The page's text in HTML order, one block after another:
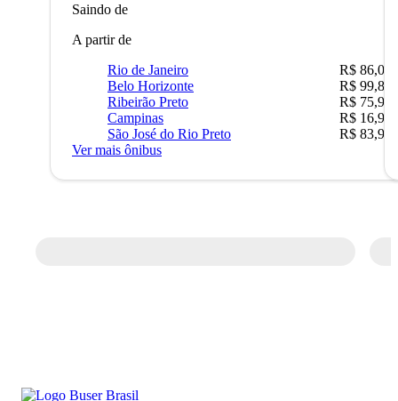
Saindo de
A partir de
Rio de Janeiro
R$ 86,00
Belo Horizonte
R$ 99,89
Ribeirão Preto
R$ 75,90
Campinas
R$ 16,90
São José do Rio Preto
R$ 83,90
Ver mais ônibus